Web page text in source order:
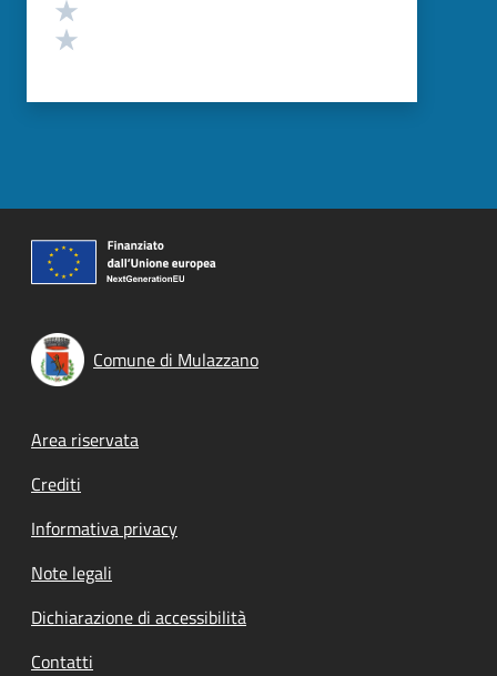
Comune di Mulazzano
Footer menu
Area riservata
Crediti
Informativa privacy
Note legali
Dichiarazione di accessibilità
Contatti